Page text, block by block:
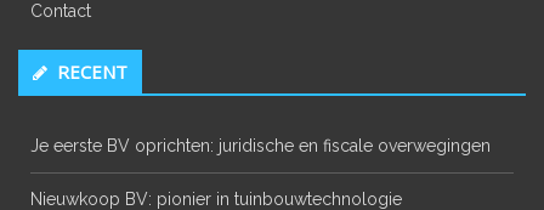
Contact
RECENT
Je eerste BV oprichten: juridische en fiscale overwegingen
Nieuwkoop BV: pionier in tuinbouwtechnologie